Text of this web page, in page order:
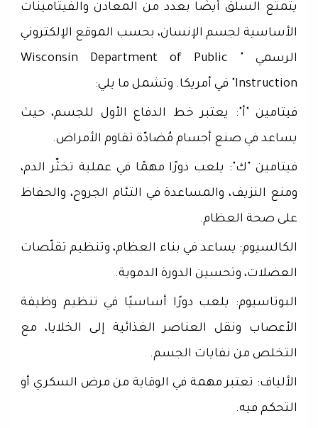
يتمتع السلق أيضًا بعدد من المعادن والفيتامينات
الأساسية لجسم الإنسان، بحسب الموقع الإلكتروني
الرسمي " Wisconsin Department of Public
Instruction" في أمريكا. وتشمل ما يلي:
فيتامين "أ": يعتبر خط الدفاع الأول للجسم، حيث
يساعد في صنع أجسام مُضادّة تقاوم الأمراض.
فيتامين "ك": يلعب دورًا مهمًا في عملية تخثّر الدم،
ومنع النزيف، والمساعدة في التئام الجروح، والحفاظ
على صحة العظام.
الكالسيوم: يساعد في بناء العظام، وتنظيم تقلّصات
العضلات، وتحسين الدورة الدموية.
البوتاسيوم: يلعب دورًا أساسيًا في تنظيم وظيفة
الأعصاب ونقل العناصر الغذائية إلى الخلايا، مع
التخلص من نفايات الجسم.
الألياف: تعتبر مهمة في الوقاية من مرض السكري أو
التحكم فيه.